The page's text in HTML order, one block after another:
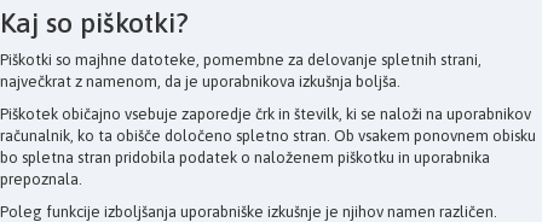
Kaj so piškotki?
Piškotki so majhne datoteke, pomembne za delovanje spletnih strani,
največkrat z namenom, da je uporabnikova izkušnja boljša.
Piškotek običajno vsebuje zaporedje črk in številk, ki se naloži na uporabnikov
računalnik, ko ta obišče določeno spletno stran. Ob vsakem ponovnem obisku
bo spletna stran pridobila podatek o naloženem piškotku in uporabnika
prepoznala.
Poleg funkcije izboljšanja uporabniške izkušnje je njihov namen različen.